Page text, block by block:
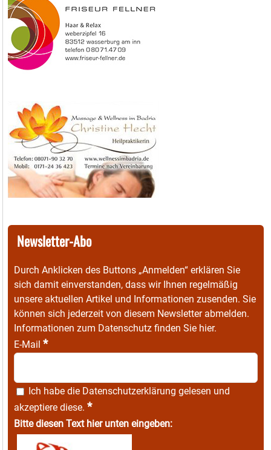
Newsletter-Abo
Durch Anklicken des Buttons „Anmelden“ erklären Sie
sich damit einverstanden, dass wir Ihnen regelmäßig
unsere aktuellen Artikel und Informationen zusenden. Sie
können sich jederzeit von diesem Newsletter abmelden.
Informationen zum Datenschutz finden Sie hier.
E-Mail *
Ich habe die Datenschutzerklärung gelesen und
akzeptiere diese. *
Bitte diesen Text hier unten eingeben: